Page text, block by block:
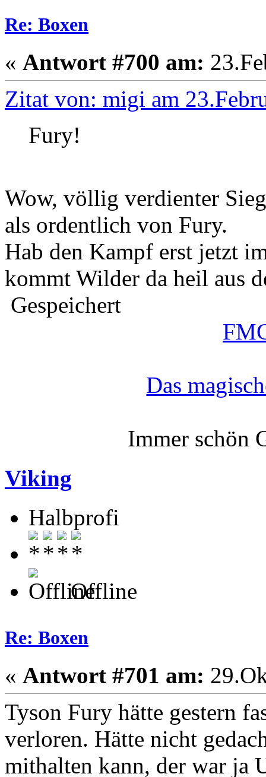
Re: Boxen
« Antwort #700 am:
Zitat von: migi am
Fury!
Wow, völlig verdienter
als ordentlich von Fury.
Hab den Kampf erst jetzt
kommt Wilder da heil aus
Gespeichert
Das
Immer schön
Viking
Halbprofi
Offline
Re: Boxen
« Antwort #701 am:
Tyson Fury hätte gestern
verloren. Hätte nicht
mithalten kann, der war ja